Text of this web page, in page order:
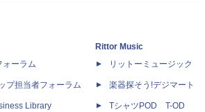
ォーラム
プ担当者フォーラム
Library
Rittor Music
リットーミュージック
楽器探そう!デジマート
TシャツPOD T-OD